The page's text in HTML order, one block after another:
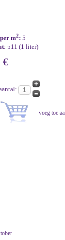
m2: 5
: p11 (1 liter)
€